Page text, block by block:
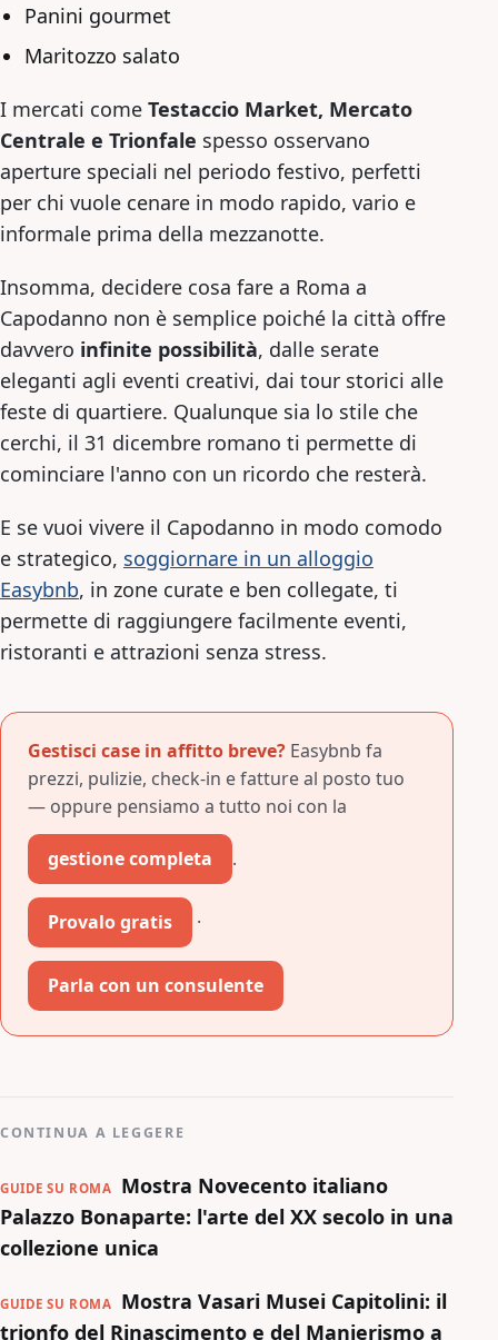
Panini gourmet
Maritozzo salato
I mercati come Testaccio Market, Mercato
Centrale e Trionfale spesso osservano
aperture speciali nel periodo festivo, perfetti
per chi vuole cenare in modo rapido, vario e
informale prima della mezzanotte.
Insomma, decidere cosa fare a Roma a
Capodanno non è semplice poiché la città offre
davvero infinite possibilità, dalle serate
eleganti agli eventi creativi, dai tour storici alle
feste di quartiere. Qualunque sia lo stile che
cerchi, il 31 dicembre romano ti permette di
cominciare l'anno con un ricordo che resterà.
E se vuoi vivere il Capodanno in modo comodo
e strategico, soggiornare in un alloggio
Easybnb, in zone curate e ben collegate, ti
permette di raggiungere facilmente eventi,
ristoranti e attrazioni senza stress.
Gestisci case in affitto breve? Easybnb fa
prezzi, pulizie, check-in e fatture al posto tuo
— oppure pensiamo a tutto noi con la
gestione completa .
Provalo gratis ·
Parla con un consulente
CONTINUA A LEGGERE
GUIDE SU ROMA
Mostra Novecento italiano
Palazzo Bonaparte: l'arte del XX secolo in una
collezione unica
GUIDE SU ROMA
Mostra Vasari Musei Capitolini: il
trionfo del Rinascimento e del Manierismo a